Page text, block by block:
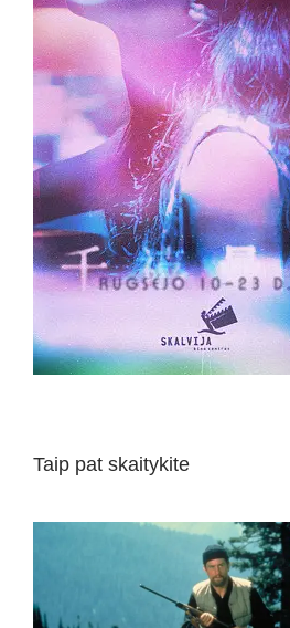
Taip pat skaitykite